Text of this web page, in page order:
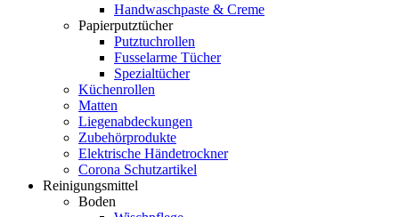
Handwaschpaste & Creme
Papierputztücher
Putztuchrollen
Fusselarme Tücher
Spezialtücher
Küchenrollen
Matten
Liegenabdeckungen
Zubehörprodukte
Elektrische Händetrockner
Corona Schutzartikel
Reinigungsmittel
Boden